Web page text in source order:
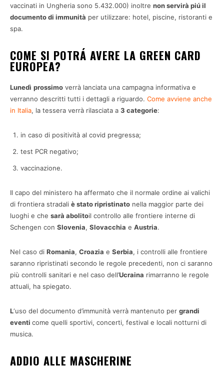
vaccinati in Ungheria sono 5.432.000) inoltre non servirà piú il
documento di immunità per utilizzare: hotel, piscine, ristoranti e
spa.
COME SI POTRÁ AVERE LA GREEN CARD
EUROPEA?
Lunedì prossimo verrà lanciata una campagna informativa e
verranno descritti tutti i dettagli a riguardo. Come avviene anche
in Italia, la tessera verrà rilasciata a 3 categorie:
in caso di positività al covid pregressa;
test PCR negativo;
vaccinazione.
Il capo del ministero ha affermato che il normale ordine ai valichi
di frontiera stradali è stato ripristinato nella maggior parte dei
luoghi e che sarà abolitoil controllo alle frontiere interne di
Schengen con Slovenia, Slovacchia e Austria.
Nel caso di Romania, Croazia e Serbia, i controlli alle frontiere
saranno ripristinati secondo le regole precedenti, non ci saranno
più controlli sanitari e nel caso dell’Ucraina rimarranno le regole
attuali, ha spiegato.
L‘uso del documento d’immunità verrà mantenuto per grandi
eventi come quelli sportivi, concerti, festival e locali notturni di
musica.
ADDIO ALLE MASCHERINE